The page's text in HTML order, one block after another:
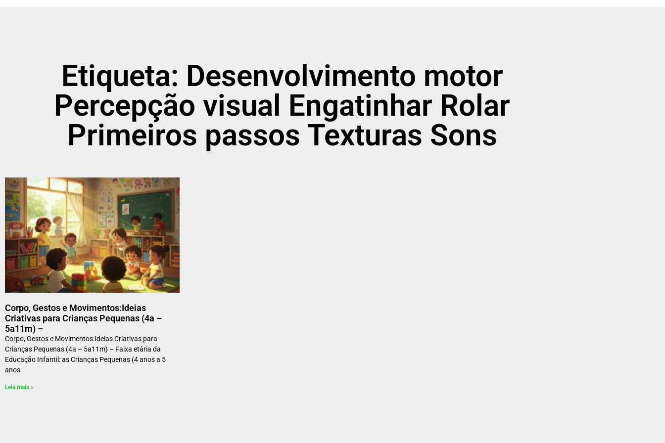
Etiqueta: Desenvolvimento motor
Percepção visual Engatinhar Rolar
Primeiros passos Texturas Sons
Corpo, Gestos e Movimentos:Ideias
Criativas para Crianças Pequenas (4a –
5a11m) –
Corpo, Gestos e Movimentos:Ideias Criativas para
Crianças Pequenas (4a – 5a11m) – Faixa etária da
Educação Infantil: as Crianças Pequenas (4 anos a 5
anos
Leia mais »